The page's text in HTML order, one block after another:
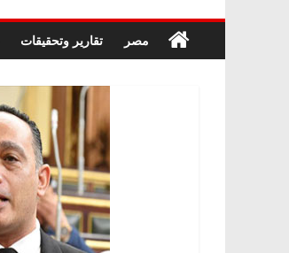
في
درب..
مصر تقارير وتحقيقات